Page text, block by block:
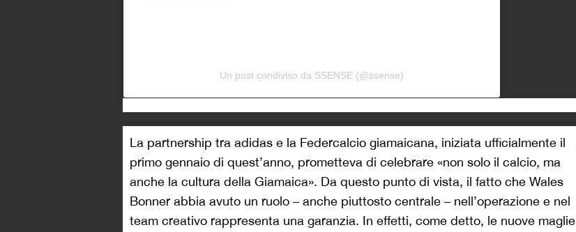
Un post condiviso da SSENSE (@ssense)
La partnership tra adidas e la Federcalcio giamaicana, iniziata ufficialmente il
primo gennaio di quest’anno, prometteva di celebrare «non solo il calcio, ma
anche la cultura della Giamaica». Da questo punto di vista, il fatto che Wales
Bonner abbia avuto un ruolo – anche piuttosto centrale – nell’operazione e nel
team creativo rappresenta una garanzia. In effetti, come detto, le nuove maglie